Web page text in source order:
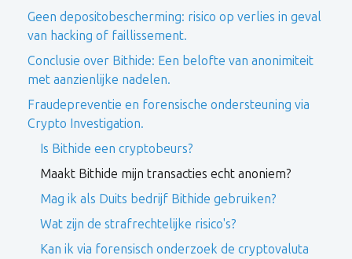
Geen depositobescherming: risico op verlies in geval
van hacking of faillissement.
Conclusie over Bithide: Een belofte van anonimiteit
met aanzienlijke nadelen.
Fraudepreventie en forensische ondersteuning via
Crypto Investigation.
Is Bithide een cryptobeurs?
Maakt Bithide mijn transacties echt anoniem?
Mag ik als Duits bedrijf Bithide gebruiken?
Wat zijn de strafrechtelijke risico's?
Kan ik via forensisch onderzoek de cryptovaluta